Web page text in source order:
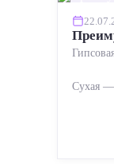
Сухая —